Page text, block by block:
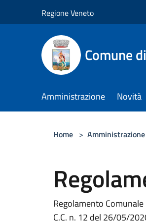
Regione Veneto
Comune
Amministrazione Novità
Home > Amministrazione
Regolamento
C.C. n. 12 del 26/05/